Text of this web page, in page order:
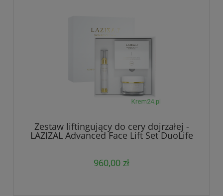
Zestaw liftingujący do cery dojrzałej -
LAZIZAL Advanced Face Lift Set DuoLife
960,00 zł